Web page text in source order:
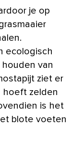
je op
ecologisch
van
ziet er
hoeft zelden
is het
blote voeten